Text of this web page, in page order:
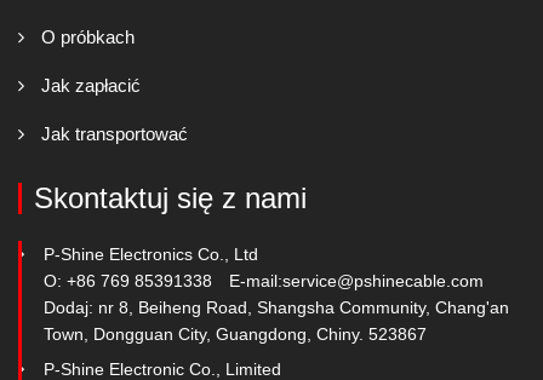
O próbkach
Jak zapłacić
Jak transportować
Skontaktuj się z nami
P-Shine Electronics Co., Ltd
O: +86 769 85391338
E-mail:service@pshinecable.com
Dodaj: nr 8, Beiheng Road, Shangsha Community, Chang'an
Town, Dongguan City, Guangdong, Chiny. 523867
P-Shine Electronic Co., Limited